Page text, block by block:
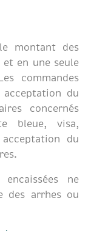
montant des
en une seule
commandes
du
concernés
bleue, visa,
du
ne
des arrhes ou